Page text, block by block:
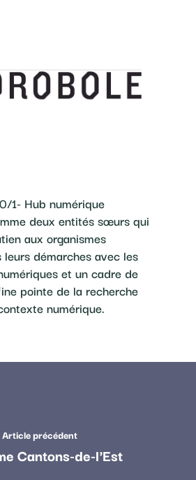
1- Hub numérique
deux entités sœurs qui
aux organismes
démarches avec les
et un cadre de
pointe de la recherche
numérique.
Article précédent
Cantons-de-l'Est